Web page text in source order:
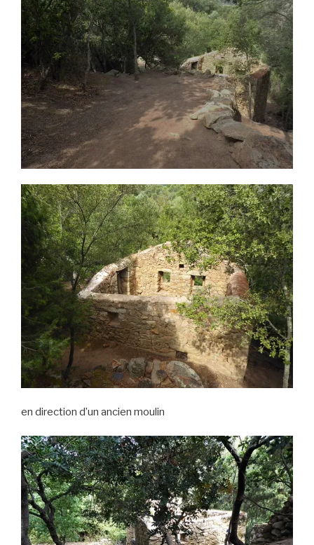
en direction d’un ancien moulin